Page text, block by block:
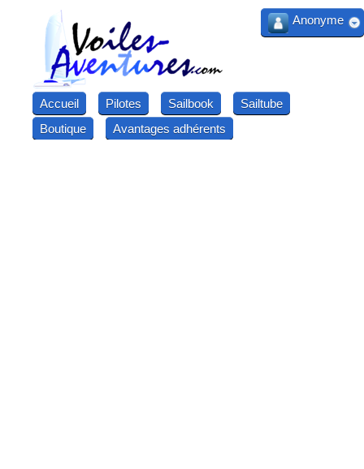
Accueil Pilotes Sailbook
Sailtube
Boutique
Avantages adhérents
Anonyme